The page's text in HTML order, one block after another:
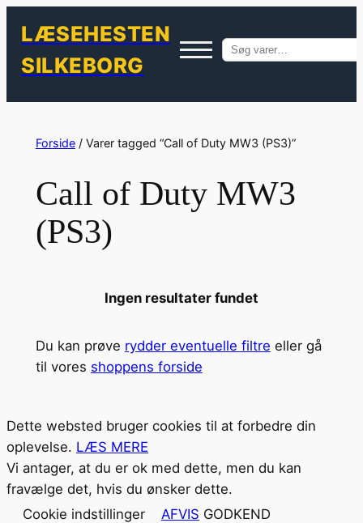
LÆSEHESTEN
SILKEBORG
Søg
indhold
Forside/ Varer tagged “Call of Duty MW3 (PS3)”
Call of Duty MW3
(PS3)
Ingen resultater fundet
Du kan prøve rydder eventuelle filtre eller gå
til vores shoppens forside
Dette websted bruger cookies til at forbedre din
oplevelse. LÆS MERE
Vi antager, at du er ok med dette, men du kan
fravælge det, hvis du ønsker dette.
Cookie indstillinger
AFVIS GODKEND